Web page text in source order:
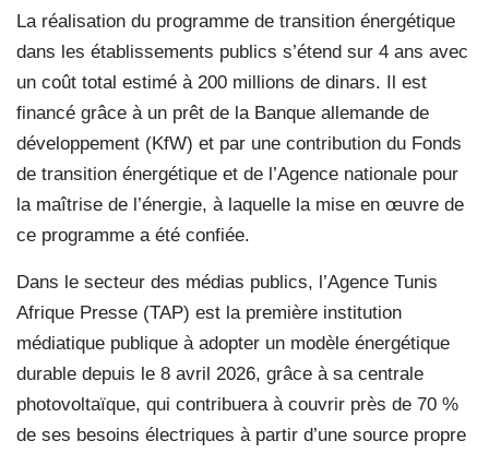
La réalisation du programme de transition énergétique
dans les établissements publics s’étend sur 4 ans avec
un coût total estimé à 200 millions de dinars. Il est
financé grâce à un prêt de la Banque allemande de
développement (KfW) et par une contribution du Fonds
de transition énergétique et de l’Agence nationale pour
la maîtrise de l’énergie, à laquelle la mise en œuvre de
ce programme a été confiée.
Dans le secteur des médias publics, l’Agence Tunis
Afrique Presse (TAP) est la première institution
médiatique publique à adopter un modèle énergétique
durable depuis le 8 avril 2026, grâce à sa centrale
photovoltaïque, qui contribuera à couvrir près de 70 %
de ses besoins électriques à partir d’une source propre